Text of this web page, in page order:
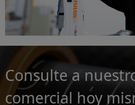
Consulte a
comercial hoy